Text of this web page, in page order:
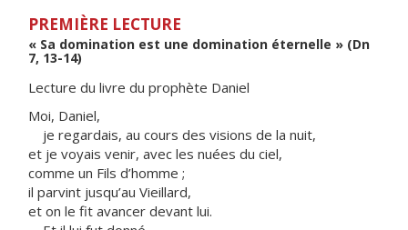
PREMIÈRE LECTURE
« Sa domination est une domination éternelle » (Dn
7, 13-14)
Lecture du livre du prophète Daniel
Moi, Daniel,
je regardais, au cours des visions de la nuit,
et je voyais venir, avec les nuées du ciel,
comme un Fils d’homme ;
il parvint jusqu’au Vieillard,
et on le fit avancer devant lui.